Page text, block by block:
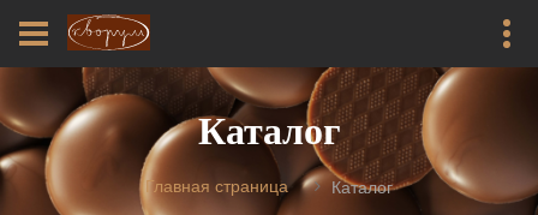
Каталог
Главная страница Каталог